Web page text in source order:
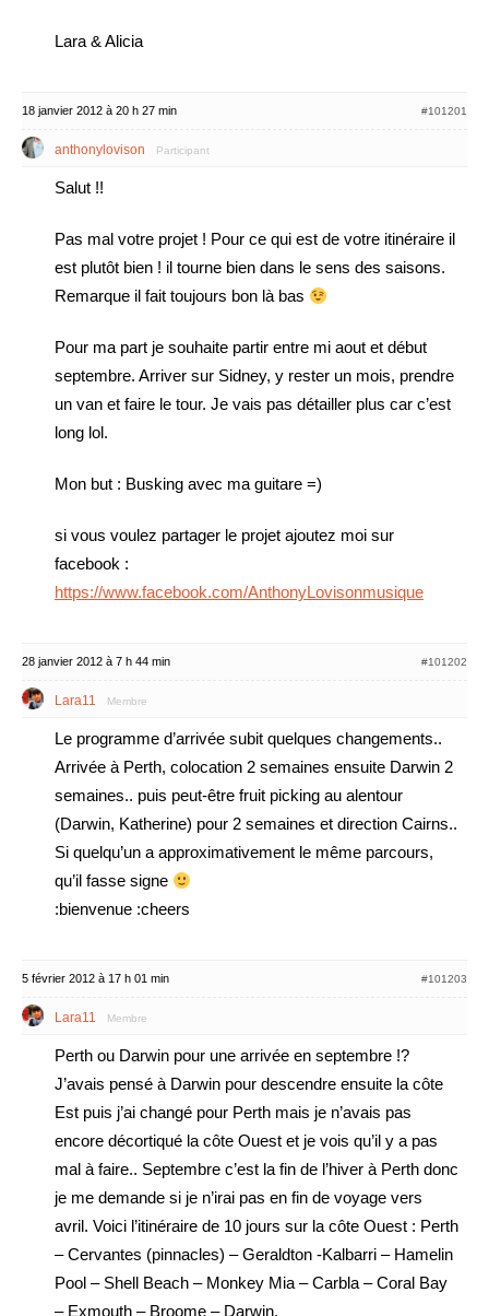
Lara & Alicia
18 janvier 2012 à 20 h 27 min #101201
anthonylovison Participant
Salut !!
Pas mal votre projet ! Pour ce qui est de votre itinéraire il
est plutôt bien ! il tourne bien dans le sens des saisons.
Remarque il fait toujours bon là bas
Pour ma part je souhaite partir entre mi aout et début
septembre. Arriver sur Sidney, y rester un mois, prendre
un van et faire le tour. Je vais pas détailler plus car c’est
long lol.
Mon but : Busking avec ma guitare =)
si vous voulez partager le projet ajoutez moi sur
facebook :
https://www.facebook.com/AnthonyLovisonmusique
28 janvier 2012 à 7 h 44 min #101202
Lara11 Membre
Le programme d’arrivée subit quelques changements..
Arrivée à Perth, colocation 2 semaines ensuite Darwin 2
semaines.. puis peut-être fruit picking au alentour
(Darwin, Katherine) pour 2 semaines et direction Cairns..
Si quelqu’un a approximativement le même parcours,
qu’il fasse signe
:bienvenue :cheers
5 février 2012 à 17 h 01 min #101203
Lara11 Membre
Perth ou Darwin pour une arrivée en septembre !?
J’avais pensé à Darwin pour descendre ensuite la côte
Est puis j’ai changé pour Perth mais je n’avais pas
encore décortiqué la côte Ouest et je vois qu’il y a pas
mal à faire.. Septembre c’est la fin de l’hiver à Perth donc
je me demande si je n’irai pas en fin de voyage vers
avril. Voici l’itinéraire de 10 jours sur la côte Ouest : Perth
– Cervantes (pinnacles) – Geraldton -Kalbarri – Hamelin
Pool – Shell Beach – Monkey Mia – Carbla – Coral Bay
– Exmouth – Broome – Darwin.